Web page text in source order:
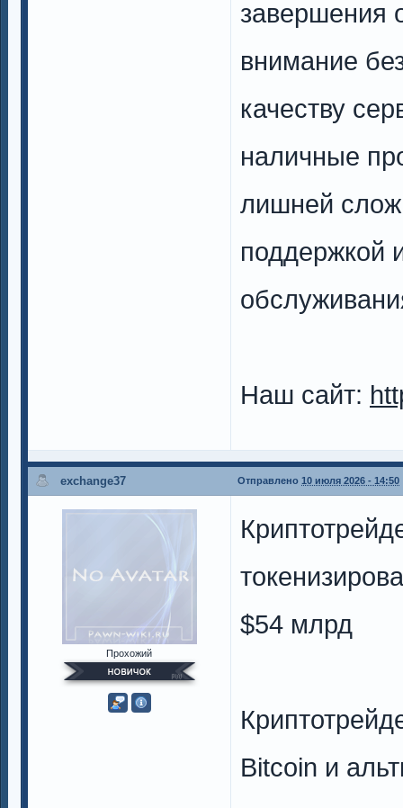
завершения
внимание
качеству
наличные
лишней
поддержкой
Наш сайт:
exchange37 Отправлено 10 июля 2026 - 14:50
Прохожий
$54 млрд
Bitcoin и